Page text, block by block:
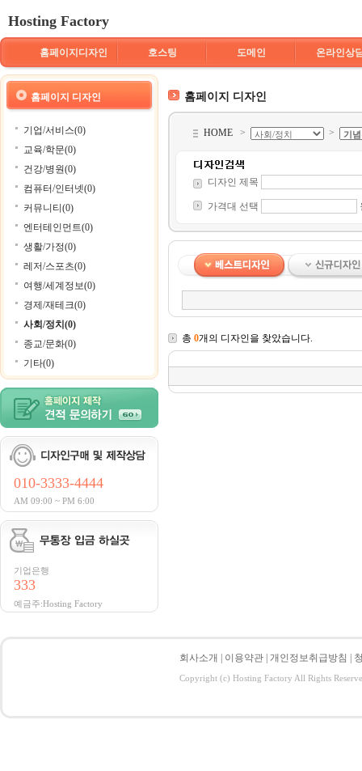
Hosting Factory
홈페이지디자인 호스팅 도메인 온라인상
홈페이지 디자인
기업/서비스(0)
교육/학문(0)
건강/병원(0)
컴퓨터/인터넷(0)
커뮤니티(0)
엔터테인먼트(0)
생활/가정(0)
레저/스포츠(0)
여행/세계정보(0)
경제/재테크(0)
사회/정치(0)
종교/문화(0)
기타(0)
010-3333-4444
AM 09:00 ~ PM 6:00
기업은행
333
예금주:Hosting Factory
홈페이지 디자인
HOME > >
디자인 제목
가격대 선택
총 0개의 디자인을 찾았습니다.
회사소개 이용약관 개인정보취급방침
Copyright (c) Hosting Factory All Rights